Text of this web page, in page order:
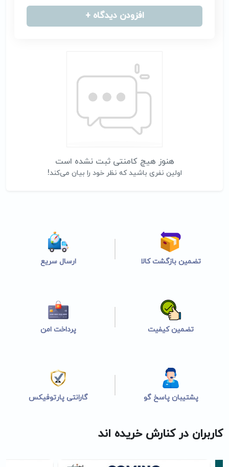
هنوز هیچ کامنتی ثبت نشده است
اولین نفری باشید که نظر خود را بیان می‌کند!
افزودن دیدگاه +
تضمین بازگشت کالا ارسال سریع
تضمین کیفیت پرداخت امن
پشتیبان پاسخ گو گارانتی پارتوفیکس
کاربران در کنارش خریده اند